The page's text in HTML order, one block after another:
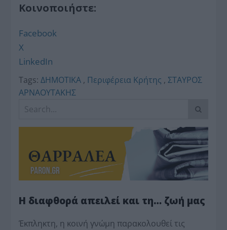
Κοινοποιήστε:
Facebook
X
LinkedIn
Tags: ΔΗΜΟΤΙΚΑ , Περιφέρεια Κρήτης ,ΣΤΑΥΡΟΣ
ΑΡΝΑΟΥΤΑΚΗΣ
Η διαφθορά απειλεί και τη… ζωή μας
Έκπληκτη, η κοινή γνώμη παρακολουθεί τις